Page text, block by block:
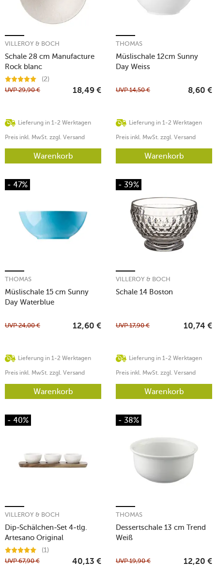
Schale 28 cm Manufacture
Rock blanc
VILLEROY & BOCH
(2)
Lieferung in 1-2 Werktagen
UVP29,90 € 18,49 €
Preis inkl. MwSt. zzgl. Versand
Warenkorb
Müslischale 12cm Sunny
Day Weiss
THOMAS
Lieferung in 1-2 Werktagen
UVP14,50 € 8,60 €
Preis inkl. MwSt. zzgl. Versand
Warenkorb
- 47%
Müslischale 15 cm Sunny
Day Waterblue
THOMAS
Lieferung in 1-2 Werktagen
UVP24,00 € 12,60 €
Preis inkl. MwSt. zzgl. Versand
Warenkorb
- 39%
Schale 14 Boston
VILLEROY & BOCH
Lieferung in 1-2 Werktagen
UVP17,90 € 10,74 €
Preis inkl. MwSt. zzgl. Versand
Warenkorb
- 40%
Dip-Schälchen-Set 4-tlg.
Artesano Original
VILLEROY & BOCH
(1)
UVP67,90 € 40,13 €
- 38%
Dessertschale 13 cm Trend
Weiß
THOMAS
UVP19,90 € 12,20 €